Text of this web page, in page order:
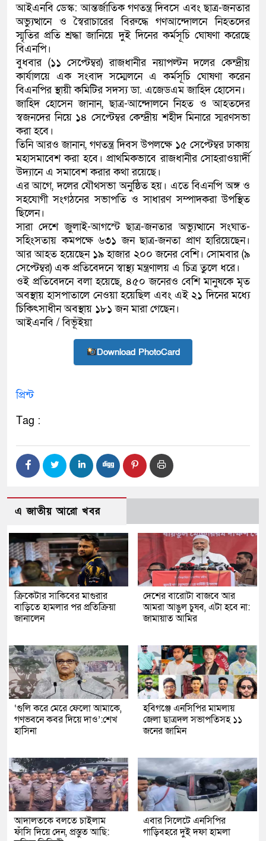
লতিফ সিদ্দিকী
নতুন মামলায় গ্রেফতার দেখানো
কলিমউল্লাহকে (ভিডিও)
আইএনবি ডেস্ক: আন্তর্জাতিক গণতন্ত্র দিবসে এবং ছাত্র-জনতার
অভ্যুত্থানে ও স্বৈরাচারের বিরুদ্ধে গণআন্দোলনে নিহতদের
স্মৃতির প্রতি শ্রদ্ধা জানিয়ে দুই দিনের কর্মসূচি ঘোষণা করেছে
বিএনপি।
বুধবার (১১ সেপ্টেম্বর) রাজধানীর নয়াপল্টন দলের কেন্দ্রীয়
কার্যালয়ে এক সংবাদ সম্মেলনে এ কর্মসূচি ঘোষণা করেন
বিএনপির স্থায়ী কমিটির সদস্য ডা. এজেডএম জাহিদ হোসেন।
জাহিদ হোসেন জানান, ছাত্র-আন্দোলনে নিহত ও আহতদের
স্বজনদের নিয়ে ১৪ সেপ্টেম্বর কেন্দ্রীয় শহীদ মিনারে স্মরণসভা
করা হবে।
তিনি আরও জানান, গণতন্ত্র দিবস উপলক্ষে ১৫ সেপ্টেম্বর ঢাকায়
মহাসমাবেশ করা হবে। প্রাথমিকভাবে রাজধানীর সোহরাওয়ার্দী
উদ্যানে এ সমাবেশ করার কথা রয়েছে।
এর আগে, দলের যৌথসভা অনুষ্ঠিত হয়। এতে বিএনপি অঙ্গ ও
সহযোগী সংগঠনের সভাপতি ও সাধারণ সম্পাদকরা উপস্থিত
ছিলেন।
সারা দেশে জুলাই-আগস্টে ছাত্র-জনতার অভ্যুত্থানে সংঘাত-
সহিংসতায় কমপক্ষে ৬৩১ জন ছাত্র-জনতা প্রাণ হারিয়েছেন।
আর আহত হয়েছেন ১৯ হাজার ২০০ জনের বেশি। সোমবার (৯
সেপ্টেম্বর) এক প্রতিবেদনে স্বাস্থ্য মন্ত্রণালয় এ চিত্র তুলে ধরে।
ওই প্রতিবেদনে বলা হয়েছে, ৪৫০ জনেরও বেশি মানুষকে মৃত
অবস্থায় হাসপাতালে নেওয়া হয়েছিল এবং এই ২১ দিনের মধ্যে
চিকিৎসাধীন অবস্থায় ১৮১ জন মারা গেছেন।
আইএনবি / বিভূঁইয়া
Download PhotoCard
প্রিন্ট
Tag :
এ জাতীয় আরো খবর
ক্রিকেটার সাকিবের মাগুরার
বাড়িতে হামলার পর প্রতিক্রিয়া
জানালেন
দেশের বারোটা বাজবে আর
আমরা আঙুল চুষব, এটা হবে না:
জামায়াত আমির
‘গুলি করে মেরে ফেলো আমাকে,
গণভবনে কবর দিয়ে দাও’:শেখ
হাসিনা
হবিগঞ্জে এনসিপির মামলায়
জেলা ছাত্রদল সভাপতিসহ ১১
জনের জামিন
আদালতকে বলতে চাইলাম
ফাঁসি দিয়ে দেন, প্রস্তুত আছি:
এবার সিলেটে এনসিপির
গাড়িবহরে দুই দফা হামলা